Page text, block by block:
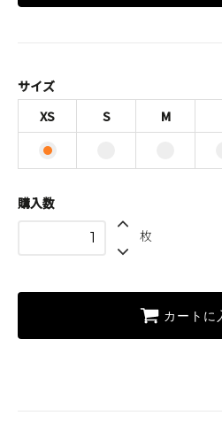
XXL
サイズ
XS
S M
購入数
枚
カートに